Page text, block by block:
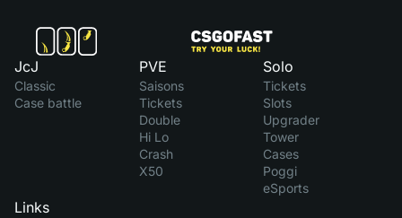
JcJ
Classic
Case battle
PVE
Saisons
Tickets
Double
Hi Lo
Crash
X50
Solo
Tickets
Slots
Upgrader
Tower
Cases
Poggi
eSports
Links